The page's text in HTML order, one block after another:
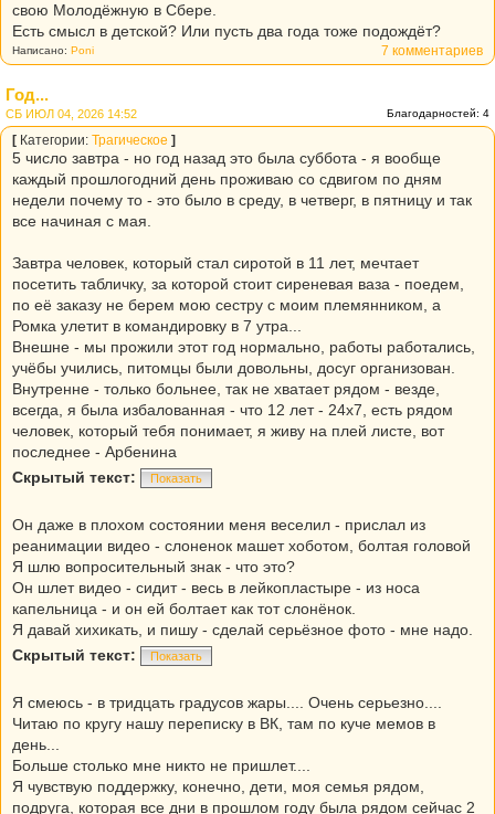
свою Молодёжную в Сбере.
Есть смысл в детской? Или пусть два года тоже подождёт?
7 комментариев
Написано: Poni
Год...
Благодарностей: 4
СБ ИЮЛ 04, 2026 14:52
[ Категории: Трагическое ]
5 число завтра - но год назад это была суббота - я вообще
каждый прошлогодний день проживаю со сдвигом по дням
недели почему то - это было в среду, в четверг, в пятницу и так
все начиная с мая.
Завтра человек, который стал сиротой в 11 лет, мечтает
посетить табличку, за которой стоит сиреневая ваза - поедем,
по её заказу не берем мою сестру с моим племянником, а
Ромка улетит в командировку в 7 утра...
Внешне - мы прожили этот год нормально, работы работались,
учёбы учились, питомцы были довольны, досуг организован.
Внутренне - только больнее, так не хватает рядом - везде,
всегда, я была избалованная - что 12 лет - 24х7, есть рядом
человек, который тебя понимает, я живу на плей листе, вот
последнее - Арбенина
Скрытый текст:
Показать
Он даже в плохом состоянии меня веселил - прислал из
реанимации видео - слоненок машет хоботом, болтая головой
Я шлю вопросительный знак - что это?
Он шлет видео - сидит - весь в лейкопластыре - из носа
капельница - и он ей болтает как тот слонёнок.
Я давай хихикать, и пишу - сделай серьёзное фото - мне надо.
Скрытый текст:
Показать
Я смеюсь - в тридцать градусов жары.... Очень серьезно....
Читаю по кругу нашу переписку в ВК, там по куче мемов в
день...
Больше столько мне никто не пришлет....
Я чувствую поддержку, конечно, дети, моя семья рядом,
подруга, которая все дни в прошлом году была рядом сейчас 2